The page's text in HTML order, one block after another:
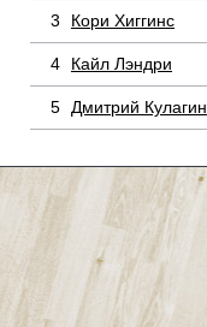
3 Кори Хиггинс
4 Кайл Лэндри
5 Дмитрий Кулагин